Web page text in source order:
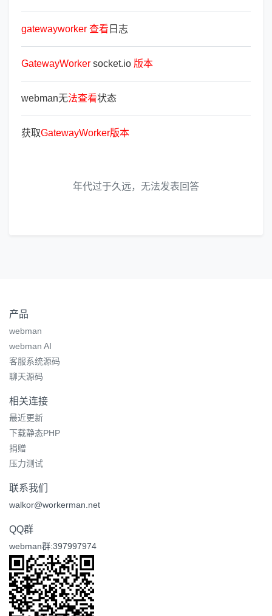
gatewayworker 查看 日志
GatewayWorker socket.io 版本
webman无法查看状态
获取GatewayWorker版本
年代过于久远，无法发表回答
产品
webman
webman AI
客服系统源码
聊天源码
相关连接
最近更新
下载静态PHP
捐赠
压力测试
联系我们
walkor@workerman.net
QQ群
webman群:397997974